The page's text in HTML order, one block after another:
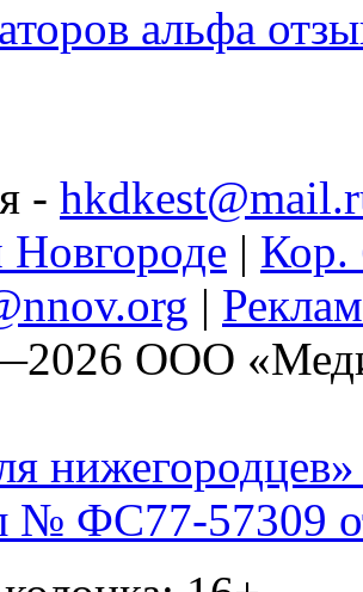
альфа
-
| Кор.
|
ООО
нижегородцев»
ФС77-57309